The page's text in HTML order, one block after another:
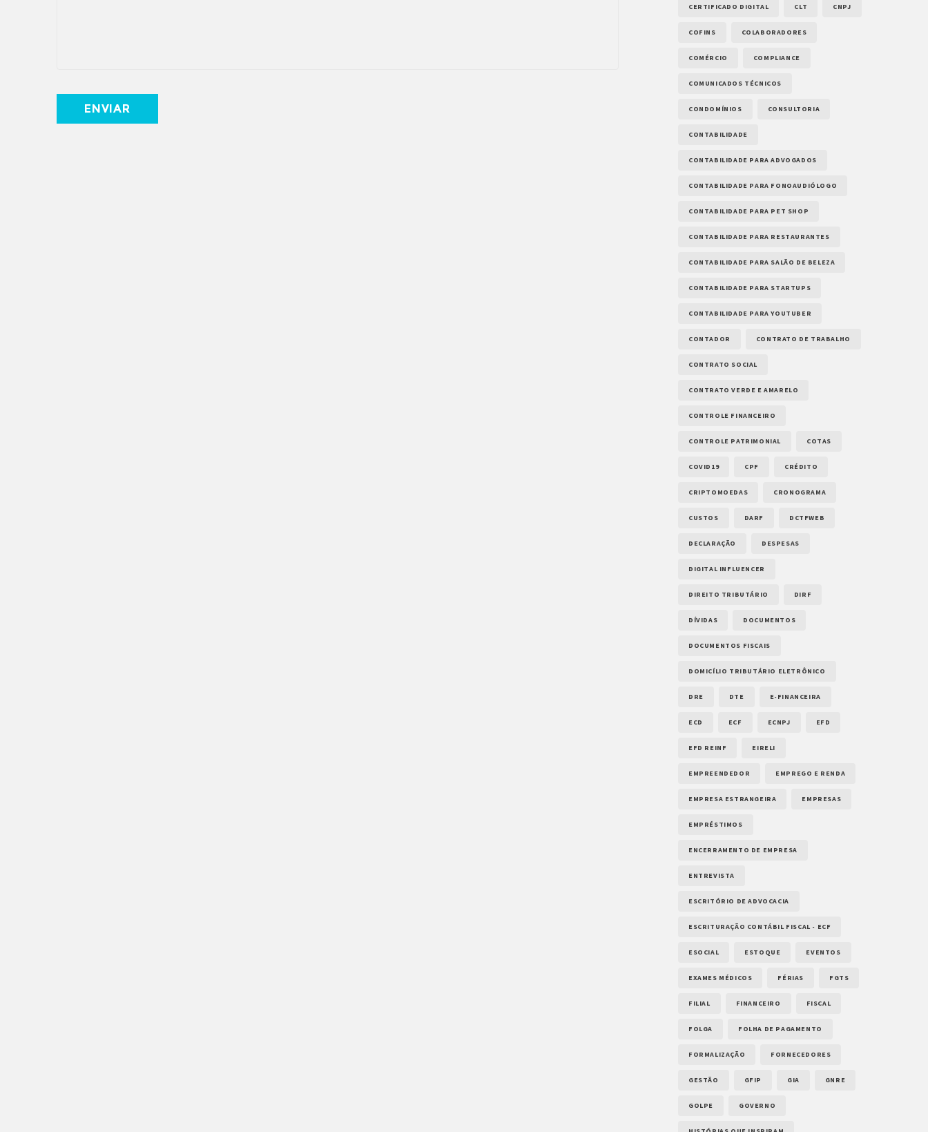
CERTIFICADO DIGITAL CLT CNPJ
COFINS COLABORADORES
COMÉRCIO COMPLIANCE
COMUNICADOS TÉCNICOS
CONDOMÍNIOS CONSULTORIA
CONTABILIDADE
CONTABILIDADE PARA ADVOGADOS
CONTABILIDADE PARA FONOAUDIÓLOGO
CONTABILIDADE PARA PET SHOP
CONTABILIDADE PARA RESTAURANTES
CONTABILIDADE PARA SALÃO DE BELEZA
CONTABILIDADE PARA STARTUPS
CONTABILIDADE PARA YOUTUBER
CONTADOR CONTRATO DE TRABALHO
CONTRATO SOCIAL
CONTRATO VERDE E AMARELO
CONTROLE FINANCEIRO
CONTROLE PATRIMONIAL COTAS
COVID19 CPF CRÉDITO
CRIPTOMOEDAS CRONOGRAMA
CUSTOS DARF DCTFWEB
DECLARAÇÃO DESPESAS
DIGITAL INFLUENCER
DIREITO TRIBUTÁRIO DIRF
DÍVIDAS DOCUMENTOS
DOCUMENTOS FISCAIS
DOMICÍLIO TRIBUTÁRIO ELETRÔNICO
DRE DTE E-FINANCEIRA
ECD ECF ECNPJ EFD
EFD REINF EIRELI
EMPREENDEDOR EMPREGO E RENDA
EMPRESA ESTRANGEIRA EMPRESAS
EMPRÉSTIMOS
ENCERRAMENTO DE EMPRESA
ENTREVISTA
ESCRITÓRIO DE ADVOCACIA
ESCRITURAÇÃO CONTÁBIL FISCAL - ECF
ESOCIAL ESTOQUE EVENTOS
EXAMES MÉDICOS FÉRIAS FGTS
FILIAL FINANCEIRO FISCAL
FOLGA FOLHA DE PAGAMENTO
FORMALIZAÇÃO FORNECEDORES
GESTÃO GFIP GIA GNRE
GOLPE GOVERNO